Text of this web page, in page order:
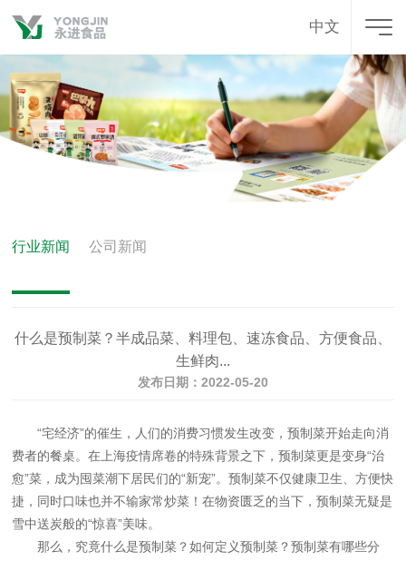
中文
行业新闻 公司新闻
什么是预制菜？半成品菜、料理包、速冻食品、方便食品、
生鲜肉...
发布日期：2022-05-20
“宅经济”的催生，人们的消费习惯发生改变，预制菜开始走向消
费者的餐桌。在上海疫情席卷的特殊背景之下，预制菜更是变身“治
愈”菜，成为囤菜潮下居民们的“新宠”。预制菜不仅健康卫生、方便快
捷，同时口味也并不输家常炒菜！在物资匮乏的当下，预制菜无疑是
雪中送炭般的“惊喜”美味。
那么，究竟什么是预制菜？如何定义预制菜？预制菜有哪些分